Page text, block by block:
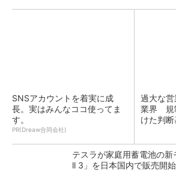
SNSアカウントを着実に成
長。実はみんなココ使ってま
す。
PR(Dreaw合同会社)
過大な
業界 規
けた判
テスラが家庭用蓄電池の
ll 3」を日本国内で販売開始